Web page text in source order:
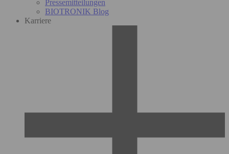
Pressemitteilungen
BIOTRONIK Blog
Karriere